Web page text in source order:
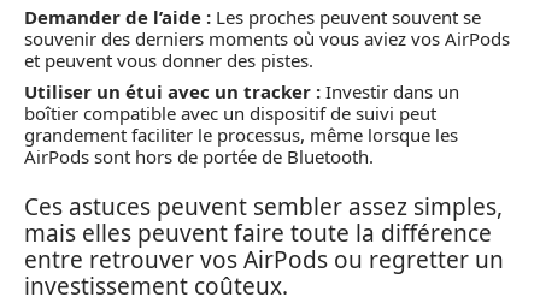
Demander de l’aide : Les proches peuvent souvent se
souvenir des derniers moments où vous aviez vos AirPods
et peuvent vous donner des pistes.
Utiliser un étui avec un tracker : Investir dans un
boîtier compatible avec un dispositif de suivi peut
grandement faciliter le processus, même lorsque les
AirPods sont hors de portée de Bluetooth.
Ces astuces peuvent sembler assez simples,
mais elles peuvent faire toute la différence
entre retrouver vos AirPods ou regretter un
investissement coûteux.